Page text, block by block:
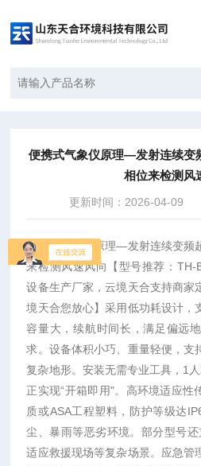
便携式气象仪原理—发射连续变
相位来检测风
更新时间：2026-04-09
便携式气象仪原理—发射连续变频
来检测风速风向【型号推荐：TH-
设备生产厂家，云境天合支持商家
境天合您放心】采用低功耗设计，
容量大，续航时间长，满足偏远
求。设备体积小巧、重量轻便，支
复杂地形。安装无需专业工具，1
正实现“开箱即用"。高环境适应性
质或ASA工程塑料，防护等级达
尘、暴雨等恶劣环境。部分型号
适应救援现场等复杂场景。应急管